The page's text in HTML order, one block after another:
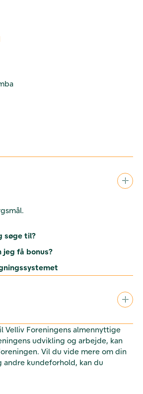
søge til?
jeg få bonus?
Velliv Foreningens almennyttige
udvikling og arbejde, kan
Vil du vide mere om din
andre kundeforhold, kan du